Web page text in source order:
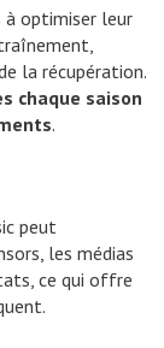
optimiser leur
la récupération.
chaque saison
.
peut
les médias
ce qui offre